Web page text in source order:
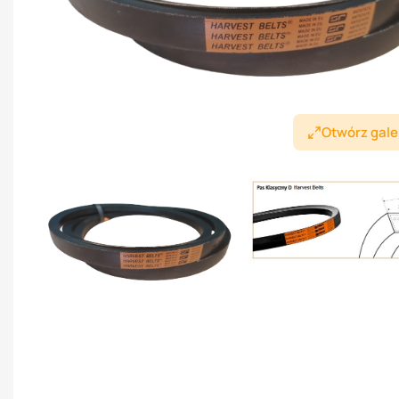
Otwórz